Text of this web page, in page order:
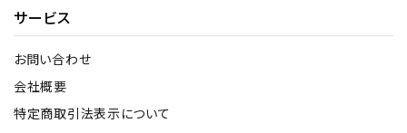
サービス
お問い合わせ
会社概要
特定商取引法表示について